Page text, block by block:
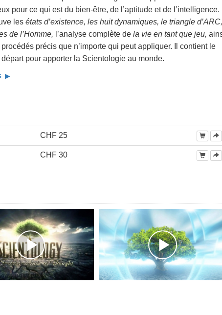
pour ce qui est du bien-être, de l’aptitude et de l’intelligence.
les états d’existence, les huit dynamiques, le triangle d’ARC,
de l’Homme, l’analyse complète de la vie en tant que jeu,
précis que n’importe qui peut appliquer. Il contient le
pour apporter la Scientologie au monde.
CHF 25
CHF 30